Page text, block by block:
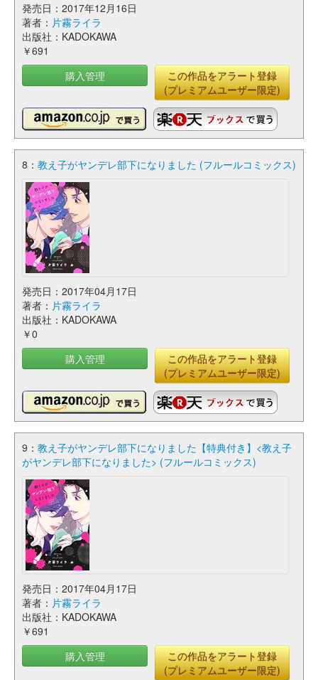
発売日：2017年12月16日
著者： 片霧ライラ
出版社：KADOKAWA
￥691
購入管理
この作品をアラート登録
(プレミアムユーザー限定)
8： 教え子がヤンデレ部下になりました (フルールコミックス)
発売日：2017年04月17日
著者： 片霧ライラ
出版社：KADOKAWA
￥0
購入管理
この作品をアラート登録
(プレミアムユーザー限定)
9： 教え子がヤンデレ部下になりました【特典付き】<教え子
がヤンデレ部下になりました> (フルールコミックス)
発売日：2017年04月17日
著者： 片霧ライラ
出版社：KADOKAWA
￥691
購入管理
この作品をアラート登録
(プレミアムユーザー限定)